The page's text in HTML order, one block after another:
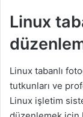
Linux
Linux tabanlı
tutkunları ve
Linux işletim